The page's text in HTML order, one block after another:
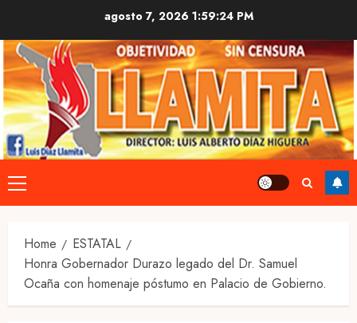
content
agosto 7, 2026 1:59:25 PM
Primary
Menu
Home
ESTATAL
Honra Gobernador Durazo legado del Dr. Samuel
Ocaña con homenaje póstumo en Palacio de Gobierno.